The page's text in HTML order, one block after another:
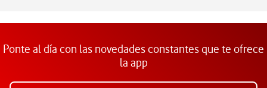
Ponte al día con las novedades constantes que te ofrece
la app